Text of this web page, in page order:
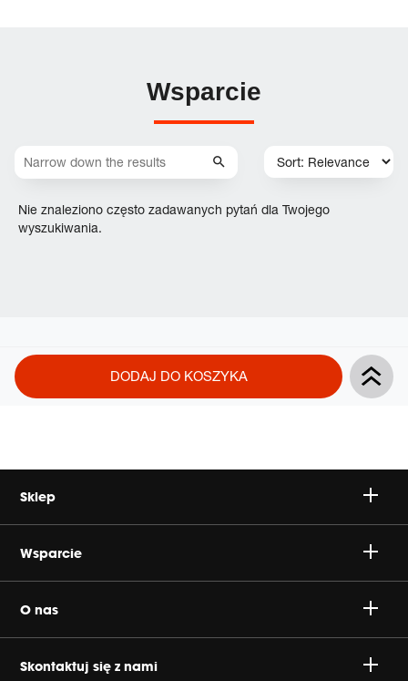
Wsparcie
Nie znaleziono często zadawanych pytań dla Twojego
wyszukiwania.
Product
Actions
Add
to
DODAJ DO KOSZYKA
Sklep
Głośniki
Gaming
Wsparcie
Wsparcie produktu i Klienta
O nas
Koncern Harman
Skontaktuj się z nami